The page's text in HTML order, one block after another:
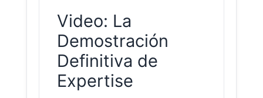
Video: La
Demostración
Definitiva de
Expertise